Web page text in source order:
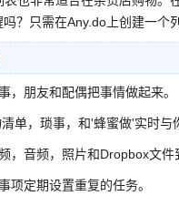
？只需在Any.do上创建一个
，朋友和配偶把事情做起来。
单，琐事，和'蜂蜜做'实时与
，音频，照片和Dropbox文件
项定期设置重复的任务。